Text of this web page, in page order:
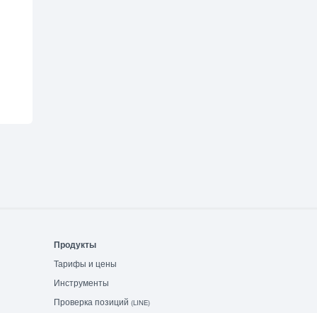
Продукты
Тарифы и цены
Инструменты
Проверка позиций (LINE)